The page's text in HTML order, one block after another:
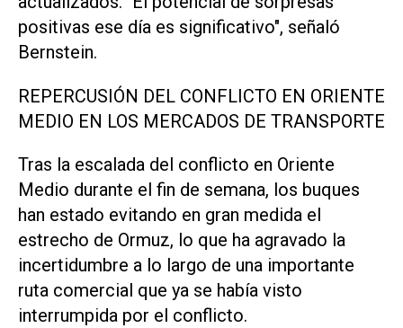
positivas ese día es significativo", señaló
Bernstein.
REPERCUSIÓN DEL CONFLICTO EN ORIENTE
​MEDIO EN LOS ‌MERCADOS DE TRANSPORTE
Tras la escalada del conflicto en Oriente
Medio durante el fin de semana, los buques
han estado evitando en gran medida el
estrecho de Ormuz, lo que ha agravado la
incertidumbre a lo largo de una importante
ruta comercial que ya se había visto
interrumpida por el conflicto.